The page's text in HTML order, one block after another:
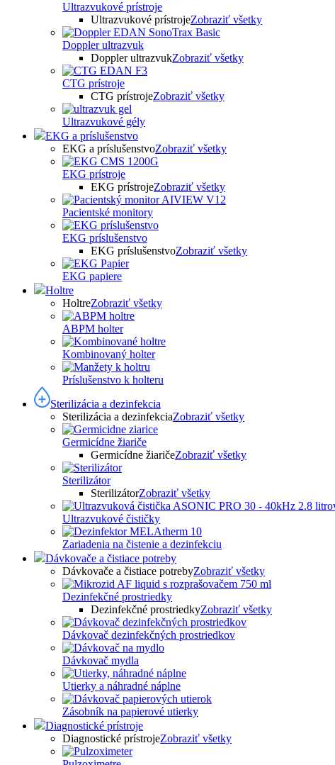
Ultrazvukové prístroje
Ultrazvukové prístrojeZobraziť všetky
Doppler ultrazvuk
Doppler ultrazvukZobraziť všetky
CTG prístroje
CTG prístrojeZobraziť všetky
Ultrazvukové gély
EKG a príslušenstvo
EKG a príslušenstvoZobraziť všetky
EKG prístroje
EKG prístrojeZobraziť všetky
Pacientské monitory
EKG príslušenstvo
EKG príslušenstvoZobraziť všetky
EKG papiere
Holtre
HoltreZobraziť všetky
ABPM holter
Kombinovaný holter
Príslušenstvo k holteru
Sterilizácia a dezinfekcia
Sterilizácia a dezinfekciaZobraziť všetky
Germicídne žiariče
Germicídne žiaričeZobraziť všetky
Sterilizátor
SterilizátorZobraziť všetky
Ultrazvukové čističky
Zariadenia na čistenie a dezinfekciu
Dávkovače a čistiace potreby
Dávkovače a čistiace potrebyZobraziť všetky
Dezinfekčné prostriedky
Dezinfekčné prostriedkyZobraziť všetky
Dávkovač dezinfekčných prostriedkov
Dávkovač mydla
Utierky a náhradné náplne
Zásobník na papierové utierky
Diagnostické prístroje
Diagnostické prístrojeZobraziť všetky